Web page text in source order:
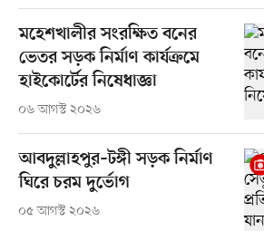
মহেশখালীর সংরক্ষিত বনের
ভেতর সড়ক নির্মাণ কার্যক্রমে
হাইকোর্টের নিষেধাজ্ঞা
০৬ আগস্ট ২০২৬
আবদুল্লাহপুর–টঙ্গী সড়ক নির্মাণ
ঘিরে চরম দুর্ভোগ
০৫ আগস্ট ২০২৬